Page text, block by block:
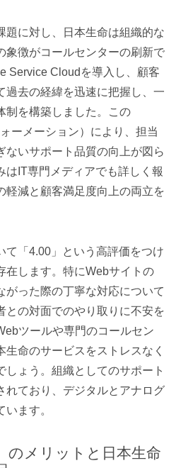
題に対し、日本生命は組織的な
象徴がコールセンターの刷新で
Service Cloudを導入し、顧客
過去の経緯を迅速に把握し、一
制を構築しました。この
ーメーション）により、担当
ないサポート品質の向上が図ら
はIT専門メディアでも詳しく報
軽減と顧客満足度向上の両立を
て「4.00」という高評価をつけ
在します。特にWebサイトの
がった際の丁寧な対応について
との対面でのやり取りに不安を
ツールや専門のコールセン
生命のサービスをストレスなく
しょう。組織としてのサポート
れており、デジタルとアナログ
ます。
のメリットと日本生命